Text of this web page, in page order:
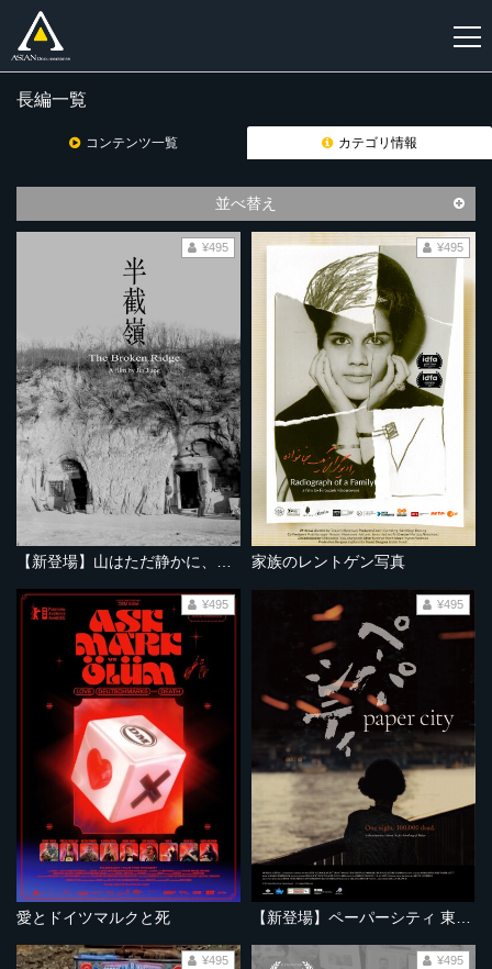
登
長編一覧
コンテンツ一覧 カテゴリ情報
並べ替え
¥495
家族のレントゲン写真
¥495
愛とドイツマルクと死
¥495 ¥495
¥495 ¥495